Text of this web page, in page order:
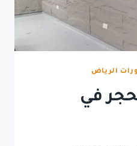
الرياض
في